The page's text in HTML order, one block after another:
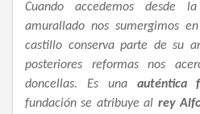
Cuando accedemos desde
amurallado nos sumergimos
castillo conserva parte de su
posteriores reformas nos
doncellas. Es una auténtica
fundación se atribuye al rey